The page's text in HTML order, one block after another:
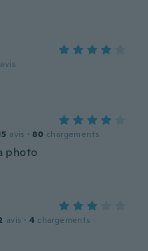
avis
avis · 80 chargements
photo
avis · 4 chargements